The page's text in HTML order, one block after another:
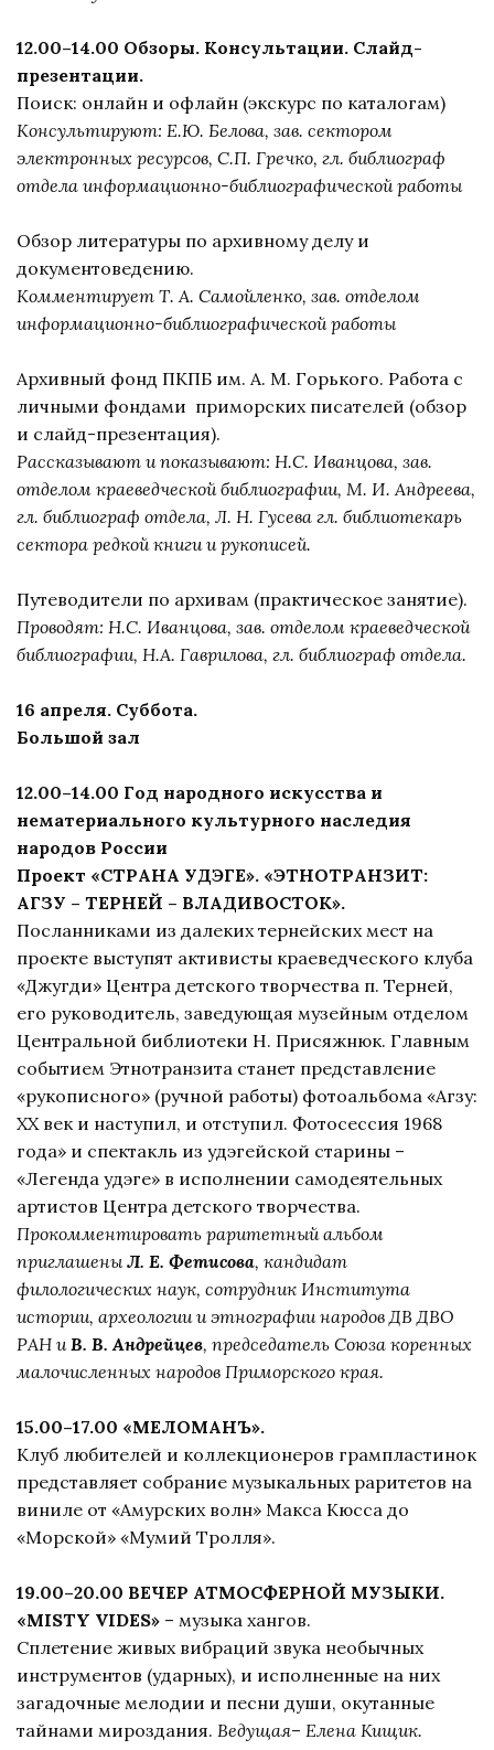
12.00–14.00 Обзоры. Консультации. Слайд-
презентации.
Поиск: онлайн и офлайн (экскурс по каталогам)
Консультируют: Е.Ю. Белова, зав. сектором
электронных ресурсов, С.П. Гречко, гл. библиограф
отдела информационно-библиографической работы
Обзор литературы по архивному делу и
документоведению.
Комментирует Т. А. Самойленко, зав. отделом
информационно-библиографической работы
Архивный фонд ПКПБ им. А. М. Горького. Работа с
личными фондами приморских писателей (обзор
и слайд-презентация).
Рассказывают и показывают: Н.С. Иванцова, зав.
отделом краеведческой библиографии, М. И. Андреева,
гл. библиограф отдела, Л. Н. Гусева гл. библиотекарь
сектора редкой книги и рукописей.
Путеводители по архивам (практическое занятие).
Проводят: Н.С. Иванцова, зав. отделом краеведческой
библиографии, Н.А. Гаврилова, гл. библиограф отдела.
16 апреля. Суббота.
Большой зал
12.00–14.00 Год народного искусства и
нематериального культурного наследия
народов России
Проект «СТРАНА УДЭГЕ». «ЭТНОТРАНЗИТ:
АГЗУ – ТЕРНЕЙ – ВЛАДИВОСТОК».
Посланниками из далеких тернейских мест на
проекте выступят активисты краеведческого клуба
«Джугди» Центра детского творчества п. Терней,
его руководитель, заведующая музейным отделом
Центральной библиотеки Н. Присяжнюк. Главным
событием Этнотранзита станет представление
«рукописного» (ручной работы) фотоальбома «Агзу:
ХХ век и наступил, и отступил. Фотосессия 1968
года» и спектакль из удэгейской старины –
«Легенда удэге» в исполнении самодеятельных
артистов Центра детского творчества.
Прокомментировать раритетный альбом
приглашеныЛ. Е. Фетисова, кандидат
филологических наук, сотрудник Института
истории, археологии и этнографии народов ДВ ДВО
РАН и В. В. Андрейцев, председатель Союза коренных
малочисленных народов Приморского края.
15.00–17.00 «МЕЛОМАНЪ».
Клуб любителей и коллекционеров грампластинок
представляет собрание музыкальных раритетов на
виниле от «Амурских волн» Макса Кюсса до
«Морской» «Мумий Тролля».
19.00–20.00 ВЕЧЕР АТМОСФЕРНОЙ МУЗЫКИ.
«MISTY VIDES» – музыка хангов.
Сплетение живых вибраций звука необычных
инструментов (ударных), и исполненные на них
загадочные мелодии и песни души, окутанные
тайнами мироздания. Ведущая– Елена Кищик.